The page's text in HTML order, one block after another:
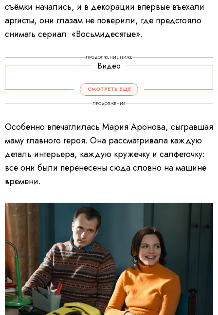
съёмки начались, и в декорации впервые въехали
артисты, они глазам не поверили, где предстояло
снимать сериал «Восьмидесятые».
ПРОДОЛЖЕНИЕ НИЖЕ
Видео
СМОТРЕТЬ ЕЩЕ
ПРОДОЛЖЕНИЕ
Особенно впечатлилась Мария Аронова, сыгравшая
маму главного героя. Она рассматривала каждую
деталь интерьера, каждую кружечку и салфеточку:
все они были перенесены сюда словно на машине
времени.